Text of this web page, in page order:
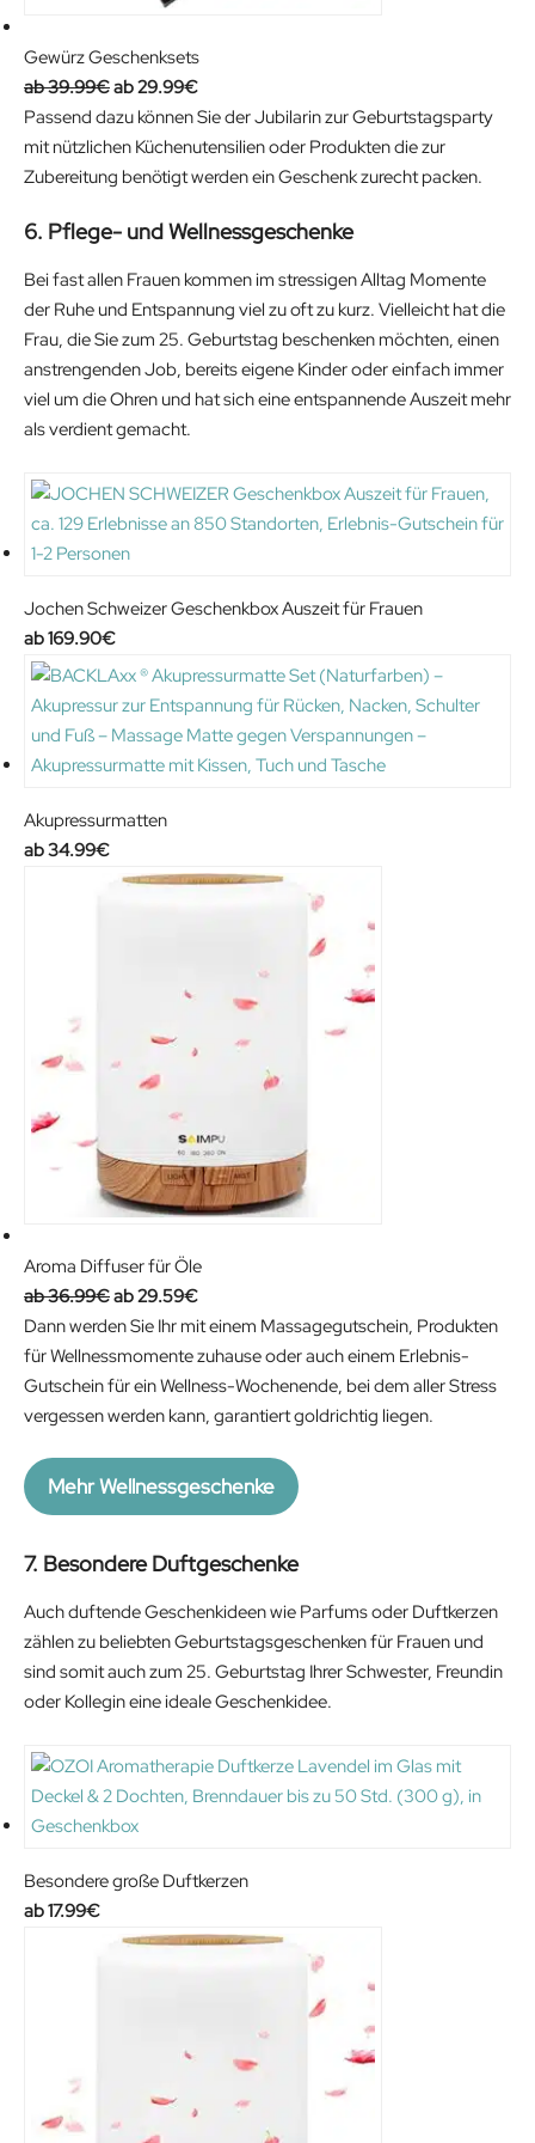
9
.
9
0
€
9
€
.
Gewürz Geschenksets
39.99€O
r
i
g
n
c
e
a
s
:
9
9
€
.
29.99€C
u
r
r
n
:
2
9
€
.
Passend dazu können Sie der Jubilarin zur Geburtstagsparty
mit nützlichen Küchenutensilien oder Produkten die zur
Zubereitung benötigt werden ein Geschenk zurecht packen.
6. Pflege- und Wellnessgeschenke
Bei fast allen Frauen kommen im stressigen Alltag Momente
der Ruhe und Entspannung viel zu oft zu kurz. Vielleicht hat die
Frau, die Sie zum 25. Geburtstag beschenken möchten, einen
anstrengenden Job, bereits eigene Kinder oder einfach immer
viel um die Ohren und hat sich eine entspannende Auszeit mehr
als verdient gemacht.
Jochen Schweizer Geschenkbox Auszeit für Frauen
169.90€
Akupressurmatten
34.99€
Aroma Diffuser für Öle
36.99€O
r
i
g
i
a
r
c
e
w
a
:
3
6
9
29.59€C
u
r
r
e
i
e
i
s
:
9
.
€
Dann werden Sie Ihr mit einem Massagegutschein, Produkten
für Wellnessmomente zuhause oder auch einem Erlebnis-
Gutschein für ein Wellness-Wochenende, bei dem aller Stress
vergessen werden kann, garantiert goldrichtig liegen.
Mehr Wellnessgeschenke
7. Besondere Duftgeschenke
Auch duftende Geschenkideen wie Parfums oder Duftkerzen
zählen zu beliebten Geburtstagsgeschenken für Frauen und
sind somit auch zum 25. Geburtstag Ihrer Schwester, Freundin
oder Kollegin eine ideale Geschenkidee.
Besondere große Duftkerzen
17.99€